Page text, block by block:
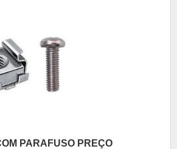
PARAFUSO PREÇO